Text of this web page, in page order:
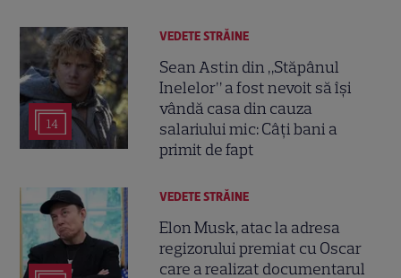
14
VEDETE STRĂINE
Sean Astin din „Stăpânul
Inelelor” a fost nevoit să își
vândă casa din cauza
salariului mic: Câți bani a
primit de fapt
VEDETE STRĂINE
Elon Musk, atac la adresa
regizorului premiat cu Oscar
care a realizat documentarul